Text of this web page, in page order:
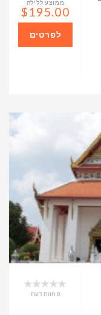
ממוצע ללילה
$195.00
לפרטים
0 חוות דעת